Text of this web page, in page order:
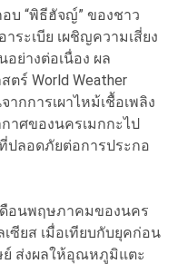
บ “พิธีฮัจญ์” ของชาว
ระเบีย เผชิญความเสี่ยง
ย่างต่อเนื่อง ผล
ร์ World Weather
กการเผาไหม้เชื้อเพลิง
าศของนครเมกกะไป
ปลอดภัยต่อการประกอ
อนพฤษภาคมของนคร
เซียส เมื่อเทียบกับยุคก่อน
ย์ ส่งผลให้อุณหภูมิแตะ